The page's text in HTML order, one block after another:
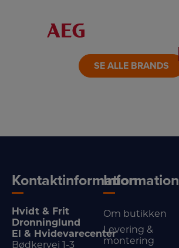
LINK
SE ALLE BRANDS
Kontaktinformation
Hvidt & Frit
Dronninglund
El & Hvidevarecenter
Bødkervej 1-3
Information
Om butikken
Levering &
montering